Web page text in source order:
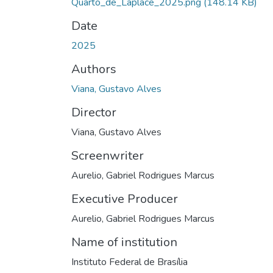
Date
2025
Authors
Viana, Gustavo Alves
Director
Viana, Gustavo Alves
Screenwriter
Aurelio, Gabriel Rodrigues Marcus
Executive Producer
Aurelio, Gabriel Rodrigues Marcus
Name of institution
Instituto Federal de Brasília